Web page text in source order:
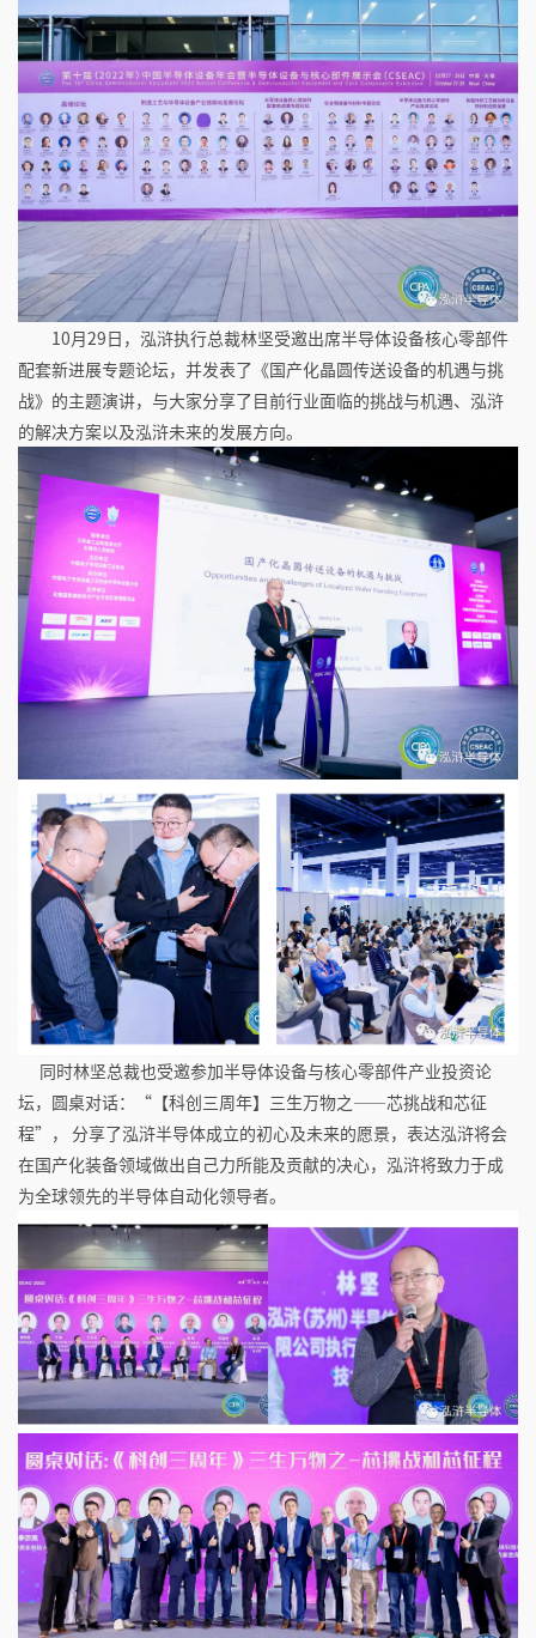
10月29日， 泓浒执行总裁林坚受邀出席半导体设备核心零部件
配套新进展专题论坛，并发表了 《国产化晶圆传送设备的机遇与挑
战》的主题演讲，与大家分享了目前行业面临的挑战与机遇、泓浒
的解决方案以及泓浒未来的发展方向。
同时林坚总裁也受邀参加半导体设备与核心零部件产业投资论
坛， 圆桌对话：“【科创三周年】三生万物之——芯挑战和芯征
程”， 分享了泓浒半导体成立的初心及未来的愿景，表达泓浒将会
在国产化装备领域做出自己力所能及贡献的决心，泓浒将致力于成
为全球领先的半导体自动化领导者。